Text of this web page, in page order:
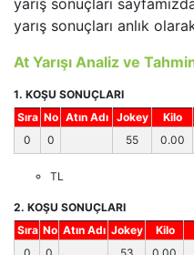
yarış sonuçları
yarış sonuçları anlık
At Yarışı Analiz ve
1. KOŞU SONUÇLARI
Sıra No Atın Adı Jokey Kilo
0
0 55 0.00
TL
2. KOŞU SONUÇLARI
Sıra No Atın Adı Jokey Kilo